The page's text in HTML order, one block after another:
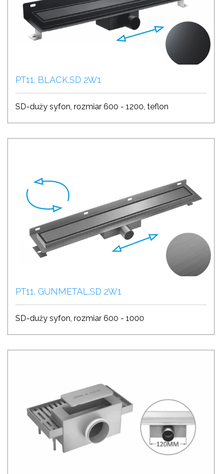
PT11. BLACK.SD 2W1
SD-duży syfon, rozmiar 600 - 1200, teflon
PT11. GUNMETAL.SD 2W1
SD-duży syfon, rozmiar 600 - 1000